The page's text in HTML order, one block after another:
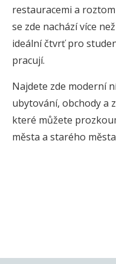
restauracemi a
se zde nachází více
ideální čtvrť pro
pracují.
Najdete zde moderní
ubytování, obchody a
které můžete
města a starého